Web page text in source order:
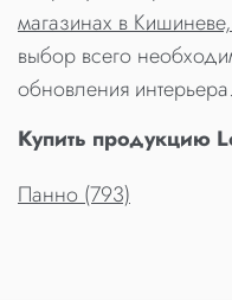
магазинах в
выбор всего
обновления
Купить продукцию
Панно (793)